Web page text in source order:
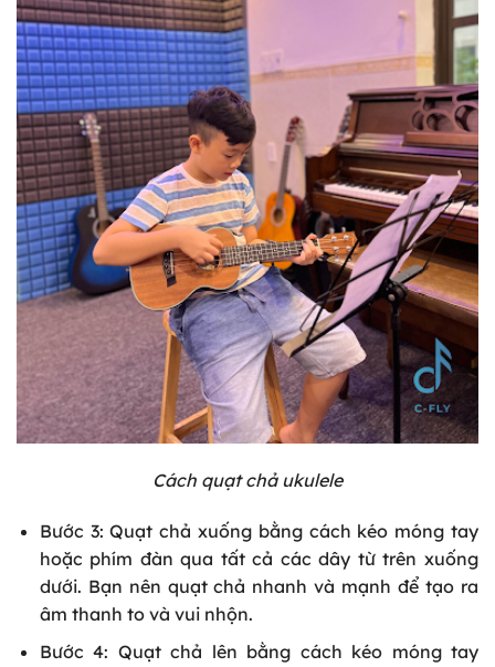
Cách quạt chả ukulele
Bước 3: Quạt chả xuống bằng cách kéo móng tay
hoặc phím đàn qua tất cả các dây từ trên xuống
dưới. Bạn nên quạt chả nhanh và mạnh để tạo ra
âm thanh to và vui nhộn.
Bước 4: Quạt chả lên bằng cách kéo móng tay